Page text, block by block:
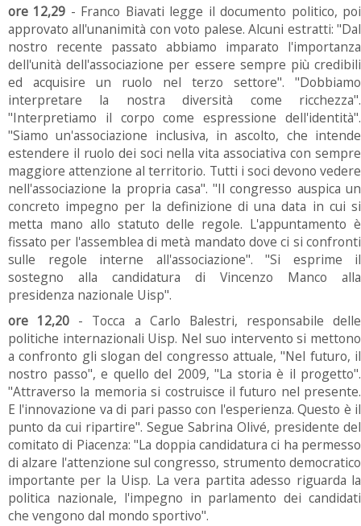
ore 12,29 - Franco Biavati legge il documento politico, poi
approvato all'unanimità con voto palese. Alcuni estratti: "Dal
nostro recente passato abbiamo imparato l'importanza
dell'unità dell'associazione per essere sempre più credibili
ed acquisire un ruolo nel terzo settore". "Dobbiamo
interpretare la nostra diversità come ricchezza".
"Interpretiamo il corpo come espressione dell'identità".
"Siamo un'associazione inclusiva, in ascolto, che intende
estendere il ruolo dei soci nella vita associativa con sempre
maggiore attenzione al territorio. Tutti i soci devono vedere
nell'associazione la propria casa". "Il congresso auspica un
concreto impegno per la definizione di una data in cui si
metta mano allo statuto delle regole. L'appuntamento è
fissato per l'assemblea di metà mandato dove ci si confronti
sulle regole interne all'associazione". "Si esprime il
sostegno alla candidatura di Vincenzo Manco alla
presidenza nazionale Uisp".
ore 12,20 - Tocca a Carlo Balestri, responsabile delle
politiche internazionali Uisp. Nel suo intervento si mettono
a confronto gli slogan del congresso attuale, "Nel futuro, il
nostro passo", e quello del 2009, "La storia è il progetto".
"Attraverso la memoria si costruisce il futuro nel presente.
E l'innovazione va di pari passo con l'esperienza. Questo è il
punto da cui ripartire". Segue Sabrina Olivé, presidente del
comitato di Piacenza: "La doppia candidatura ci ha permesso
di alzare l'attenzione sul congresso, strumento democratico
importante per la Uisp. La vera partita adesso riguarda la
politica nazionale, l'impegno in parlamento dei candidati
che vengono dal mondo sportivo".